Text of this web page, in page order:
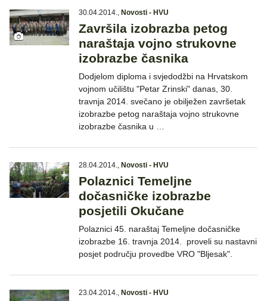
30.04.2014., Novosti - HVU
Završila izobrazba petog
naraštaja vojno strukovne
izobrazbe časnika
Dodjelom diploma i svjedodžbi na Hrvatskom
vojnom učilištu "Petar Zrinski" danas, 30.
travnja 2014. svečano je obilježen završetak
izobrazbe petog naraštaja vojno strukovne
izobrazbe časnika u …
28.04.2014., Novosti - HVU
Polaznici Temeljne
dočasničke izobrazbe
posjetili Okučane
Polaznici 45. naraštaj Temeljne dočasničke
izobrazbe 16. travnja 2014. proveli su nastavni
posjet području provedbe VRO "Bljesak".
23.04.2014., Novosti - HVU